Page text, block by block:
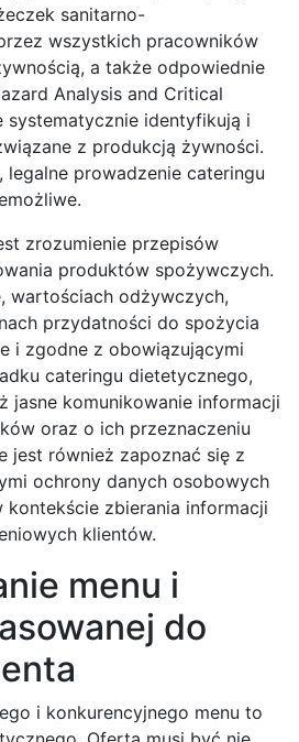
sanitarno-
wszystkich pracowników
a także odpowiednie
Analysis and Critical
systematycznie identyfikują i
z produkcją żywności.
legalne prowadzenie cateringu
zrozumienie przepisów
produktów spożywczych.
wartościach odżywczych,
przydatności do spożycia
i zgodne z obowiązującymi
cateringu dietetycznego,
jasne komunikowanie informacji
oraz o ich przeznaczeniu
jest również zapoznać się z
ochrony danych osobowych
kontekście zbierania informacji
klientów.
menu i
do
i konkurencyjnego menu to